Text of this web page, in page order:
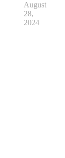
August
28,
2024